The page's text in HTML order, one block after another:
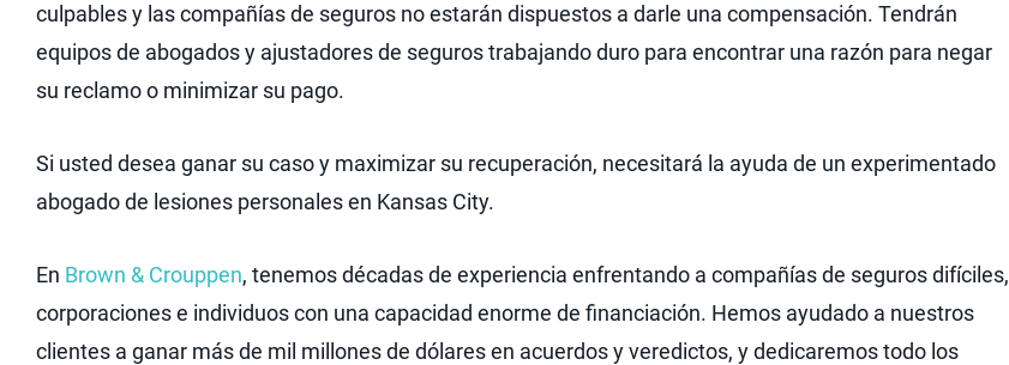
culpables y las compañías de seguros no estarán dispuestos a darle una compensación. Tendrán
equipos de abogados y ajustadores de seguros trabajando duro para encontrar una razón para negar
su reclamo o minimizar su pago.
Si usted desea ganar su caso y maximizar su recuperación, necesitará la ayuda de un experimentado
abogado de lesiones personales en Kansas City.
En Brown & Crouppen, tenemos décadas de experiencia enfrentando a compañías de seguros difíciles,
corporaciones e individuos con una capacidad enorme de financiación. Hemos ayudado a nuestros
clientes a ganar más de mil millones de dólares en acuerdos y veredictos, y dedicaremos todo los